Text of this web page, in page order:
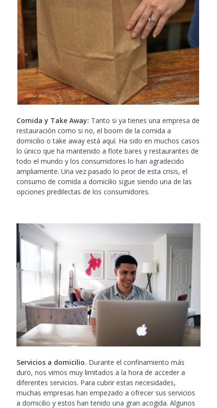
Comida y Take Away: Tanto si ya tienes una empresa de
restauración como si no, el boom de la comida a
domicilio o take away está aquí. Ha sido en muchos casos
lo único que ha mantenido a flote bares y restaurantes de
todo el mundo y los consumidores lo han agradecido
ampliamente. Una vez pasado lo peor de esta crisis, el
consumo de comida a domicilio sigue siendo una de las
opciones predilectas de los consumidores.
Servicios a domicilio. Durante el confinamiento más
duro, nos vimos muy limitados a la hora de acceder a
diferentes servicios. Para cubrir estas necesidades,
muchas empresas han empezado a ofrecer sus servicios
a domicilio y estos han tenido una gran acogida. Algunos